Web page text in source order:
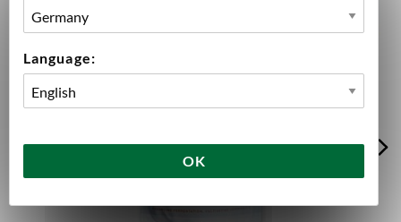
Language:
OK